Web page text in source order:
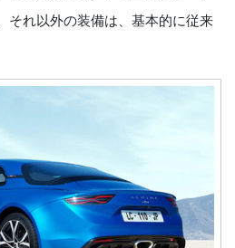
それ以外の装備は、基本的に従来